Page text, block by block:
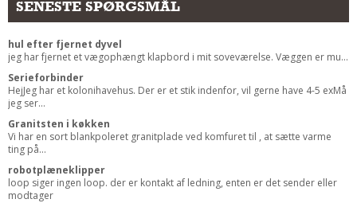
SENESTE SPØRGSMÅL
hul efter fjernet dyvel
jeg har fjernet et vægophængt klapbord i mit soveværelse. Væggen er mu...
Serieforbinder
HejJeg har et kolonihavehus. Der er et stik indenfor, vil gerne have 4-5 exMå
jeg ser...
Granitsten i køkken
Vi har en sort blankpoleret granitplade ved komfuret til , at sætte varme
ting på...
robotplæneklipper
loop siger ingen loop. der er kontakt af ledning, enten er det sender eller
modtager